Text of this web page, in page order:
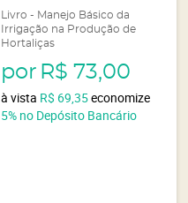
Livro - Manejo Básico da
Irrigação na Produção de
Hortaliças
por R$ 73,00
à vista R$ 69,35economize
5% no Depósito Bancário